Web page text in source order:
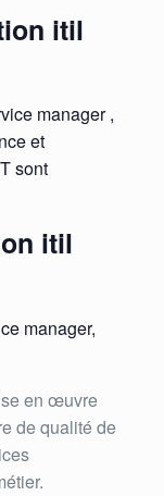
itil
manager ,
et
sont
itil
manager,
en œuvre
de qualité de